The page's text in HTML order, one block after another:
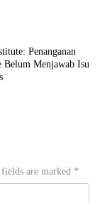
Penanganan
Belum Menjawab Isu
are marked *